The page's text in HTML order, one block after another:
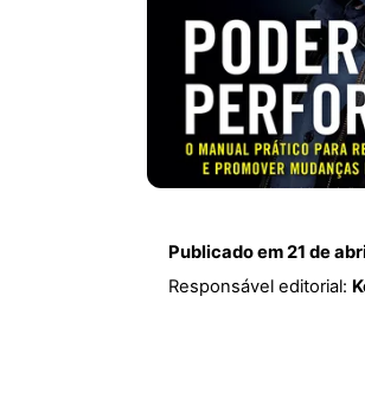
Publicado em21 de
Responsável editorial: